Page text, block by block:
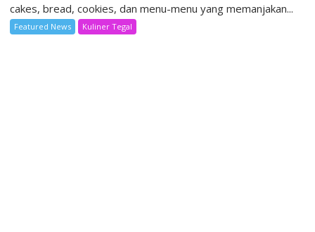
cakes, bread, cookies, dan menu-menu yang memanjakan...
Featured News Kuliner Tegal